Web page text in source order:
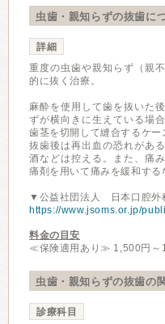
虫歯・親知らずの抜歯に
詳細
重度の虫歯や親知らず（親
的に抜く治療。
麻酔を使用して歯を抜いた
ずが横向きに生えている場
歯茎を切開して縫合するケー
抜歯後は再出血の恐れがあ
酒などは控える。また、痛
痛剤を用いて痛みを緩和する
▼公益社団法人 日本口腔外
https://www.jsoms.or.jp/
料金の目安
≪保険適用あり≫ 1,500円～
虫歯・親知らずの抜歯の
診療科目